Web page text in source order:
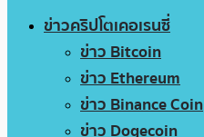
ข่าวคริปโตเคอเรนซี่
ข่าว Bitcoin
ข่าว Ethereum
ข่าว Binance Coin
ข่าว Dogecoin